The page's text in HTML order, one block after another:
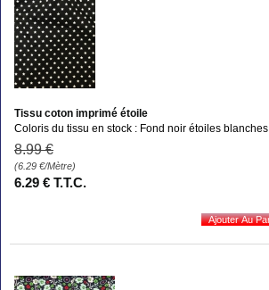
Tissu coton imprimé étoile
Coloris du tissu en stock : Fond noir étoiles blanches
8.99 €
(6.29 €/Mètre)
6.29 € T.T.C.